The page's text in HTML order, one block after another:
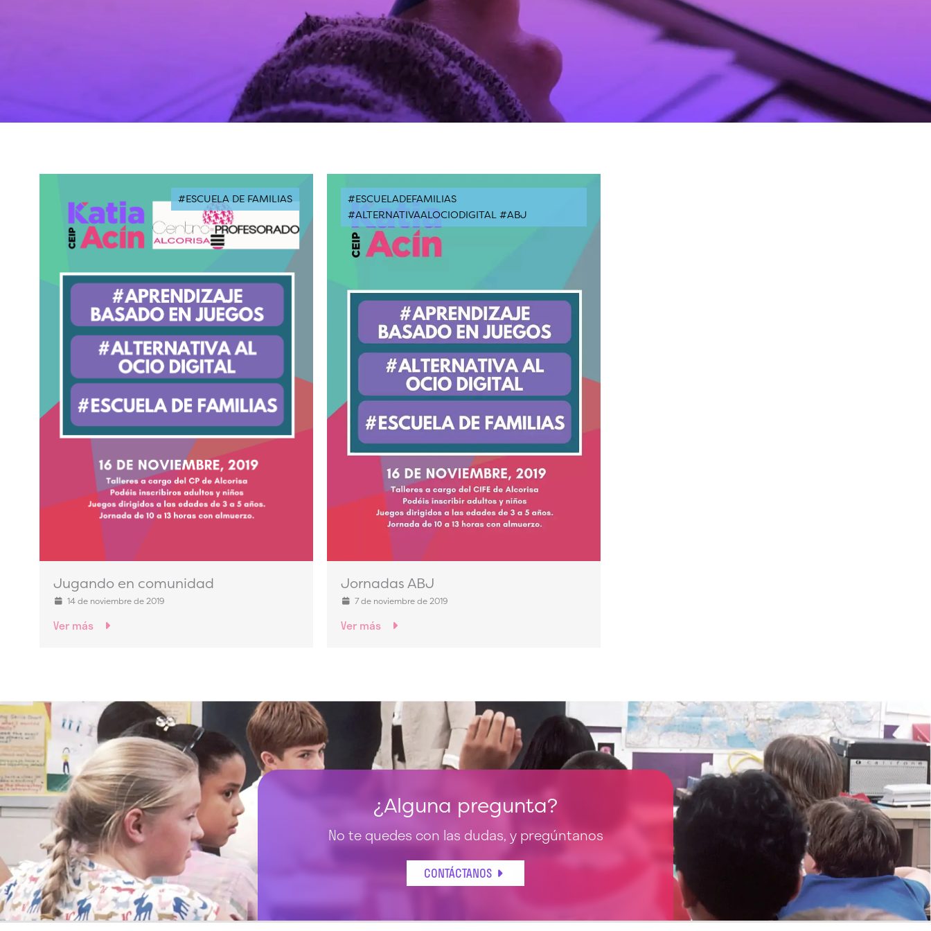
#ESCUELA DE FAMILIAS
Jugando en comunidad
14 de noviembre de 2019
Ver más
#ESCUELADEFAMILIAS
#ALTERNATIVAALOCIODIGITAL #ABJ
Jornadas ABJ
7 de noviembre de 2019
Ver más
¿Alguna pregunta?
No te quedes con las dudas, y pregúntanos
CONTÁCTANOS